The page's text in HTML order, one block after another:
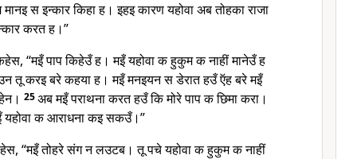
स इन्कार किहा ह। इहइ कारण यहोवा अब तोहका राजा
करत ह।”
“मइँ पाप किहेउँ ह। मइँ यहोवा क हुकुम क नाहीं मानेउँ ह
तू करइ बरे कहया ह। मइँ मनइयन स डेरात हउँ ऍह बरे मइँ
25अब मइँ पराथना करत हउँ कि मोरे पाप क छिमा करा।
यहोवा क आराधना कइ सकउँ।”
“मइँ तोहरे संग न लउटब। तू पचे यहोवा क हुकुम क नाहीं